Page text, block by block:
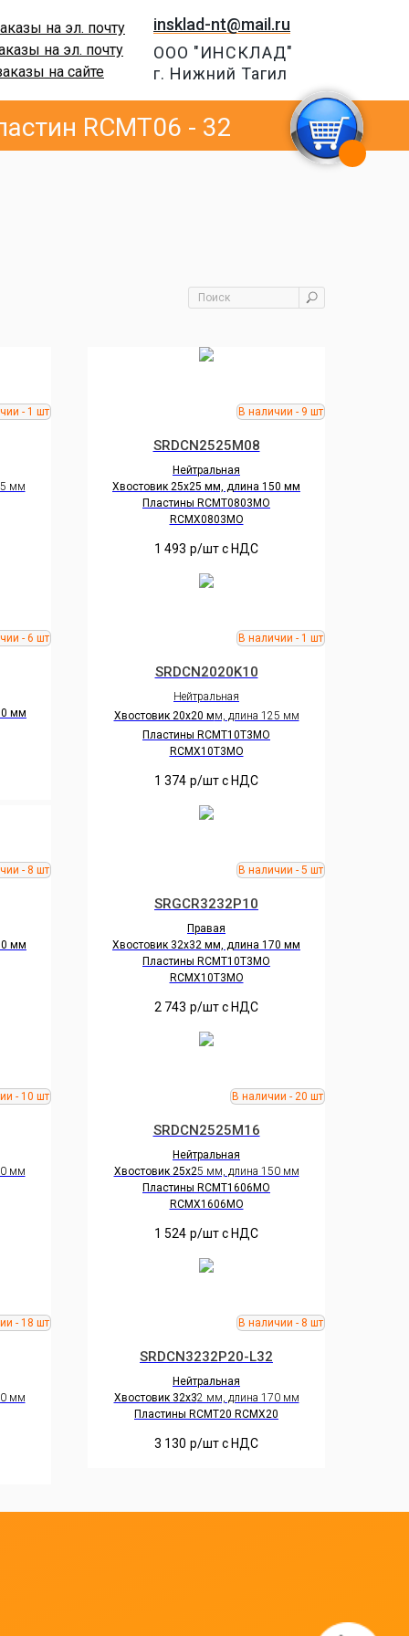
insklad-nt@mail.ru
на эл. почту
на эл. почту
на сайте
ООО "ИНСКЛАД"
г. Нижний Тагил
RCMT06 - 32
мм
SRDCN2525M08
Нейтральная
Хвостовик 25х25 мм, длина 150 мм
Пластины RCMT0803MO
RCMX0803MO
1 493 р/шт c НДС
мм
SRDCN2020K10
Нейтральная
Хвостовик 20х20 мм, длина 125 мм
Пластины RCMT10Т3MO
RCMX10Т3MO
1 374 р/шт c НДС
мм
SRGCR3232P10
Правая
Хвостовик 32х32 мм, длина 170 мм
Пластины RCMT10Т3MO
RCMX10Т3MO
2 743 р/шт c НДС
мм
SRDCN2525M16
Нейтральная
Хвостовик 25х25 мм, длина 150 мм
Пластины RCMT1606MO
RCMX1606MO
1 524 р/шт c НДС
мм
SRDCN3232P20-L32
Нейтральная
Хвостовик 32х32 мм, длина 170 мм
Пластины RCMT20 RCMX20
3 130 р/шт c НДС